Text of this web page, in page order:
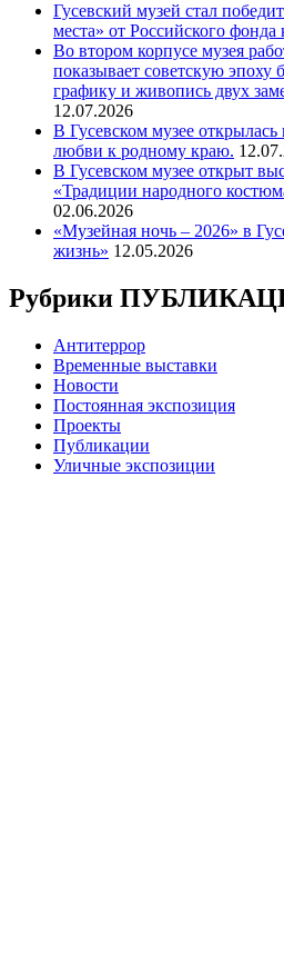
Гусевский музей стал
места» от Российского фонда
Во втором корпусе музея
показывает советскую эпоху
графику и живопись двух
12.07.2026
В Гусевском музее открылась
любви к родному краю.
В Гусевском музее открыт
«Традиции народного
02.06.2026
«Музейная ночь – 2026» в
жизнь» 12.05.2026
Рубрики
Антитеррор
Временные выставки
Новости
Постоянная экспозиция
Проекты
Публикации
Уличные экспозиции